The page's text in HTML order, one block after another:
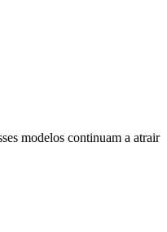
modelos continuam a atrair